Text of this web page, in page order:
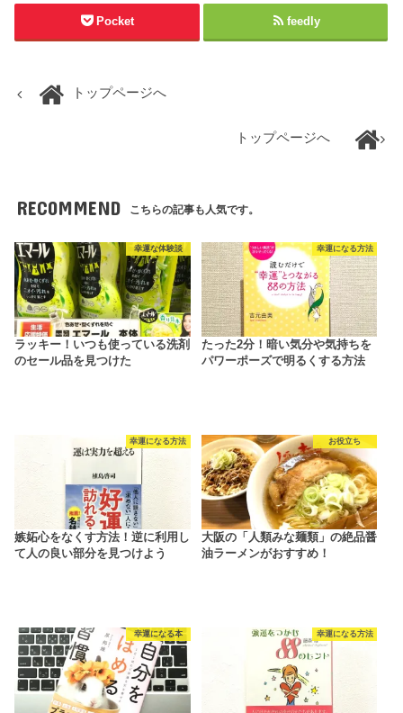
Pocket feedly
トップページへ
トップページへ
RECOMMEND こちらの記事も人気です。
幸運な体験談
ラッキー！いつも使っている洗剤
のセール品を見つけた
幸運になる方法
たった2分！暗い気分や気持ちを
パワーポーズで明るくする方法
幸運になる方法
嫉妬心をなくす方法！逆に利用し
て人の良い部分を見つけよう
お役立ち
大阪の「人類みな麺類」の絶品醤
油ラーメンがおすすめ！
幸運になる本 幸運になる方法